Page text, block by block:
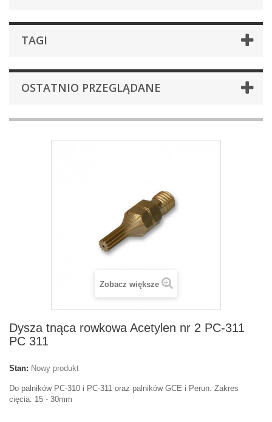
TAGI
OSTATNIO PRZEGLĄDANE
Zobacz większe
Dysza tnąca rowkowa Acetylen nr 2 PC-311
PC 311
Stan: Nowy produkt
Do palników PC-310 i PC-311 oraz palników GCE i Perun. Zakres
cięcia: 15 - 30mm